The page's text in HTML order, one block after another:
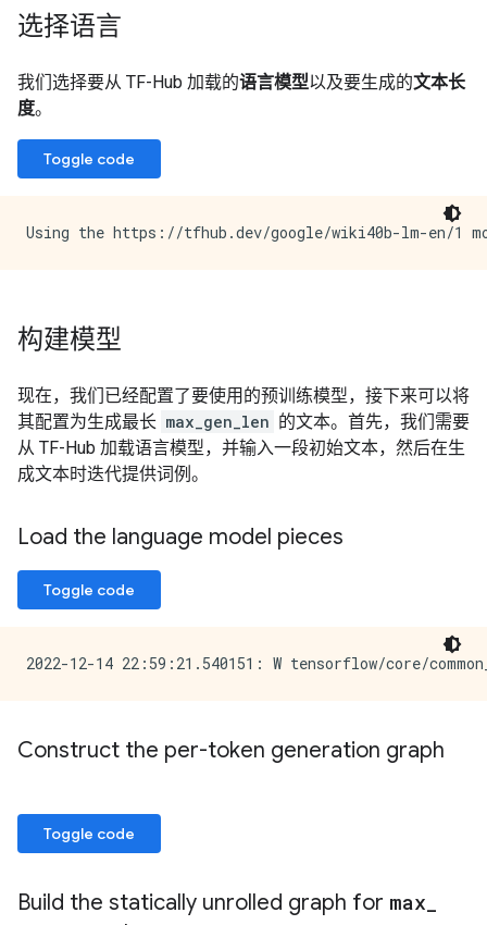
选择语言
我们选择要从 TF-Hub 加载的语言模型以及要生成的文本长
度。
Toggle code
构建模型
现在，我们已经配置了要使用的预训练模型，接下来可以将
其配置为生成最长 max_gen_len 的文本。首先，我们需要
从 TF-Hub 加载语言模型，并输入一段初始文本，然后在生
成文本时迭代提供词例。
Load the language model pieces
Toggle code
Construct the per-token generation graph
Toggle code
Build the statically unrolled graph for max